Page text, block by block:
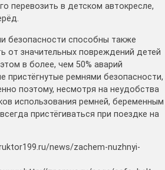
перевозить в детском автокресле,
безопасности способны также
от значительных повреждений детей
в более, чем 50% аварий
пристёгнутые ремнями безопасности,
поэтому, несмотря на неудобства
использования ремней, беременным
пристёгиваться при поездке на
news/zachem-nuzhnyi-